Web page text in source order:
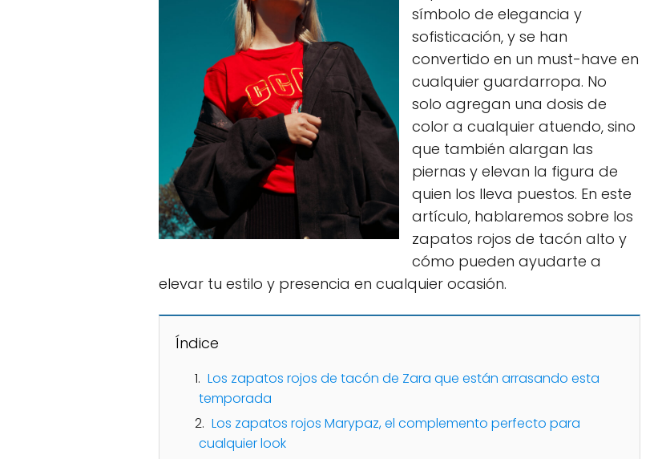
símbolo de elegancia y
sofisticación, y se han
convertido en un must-have en
cualquier guardarropa. No
solo agregan una dosis de
color a cualquier atuendo, sino
que también alargan las
piernas y elevan la figura de
quien los lleva puestos. En este
artículo, hablaremos sobre los
zapatos rojos de tacón alto y
cómo pueden ayudarte a
elevar tu estilo y presencia en cualquier ocasión.
Índice
Los zapatos rojos de tacón de Zara que están arrasando esta
temporada
Los zapatos rojos Marypaz, el complemento perfecto para
cualquier look